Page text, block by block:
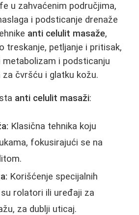
u zahvaćenim područjima,
i podsticanje drenaže
anti celulit masaže,
treskanje, petljanje i pritisak,
i podsticanju
čvršću i glatku kožu.
anti celulit masaži:
Klasična tehnika koju
fokusirajući se na
Korišćenje specijalnih
rolatori ili uređaji za
za dublji uticaj.